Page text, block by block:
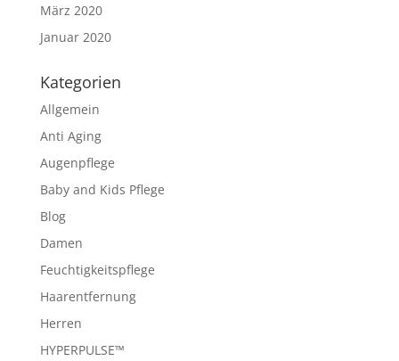
März 2020
Januar 2020
Kategorien
Allgemein
Anti Aging
Augenpflege
Baby and Kids Pflege
Blog
Damen
Feuchtigkeitspflege
Haarentfernung
Herren
HYPERPULSE™